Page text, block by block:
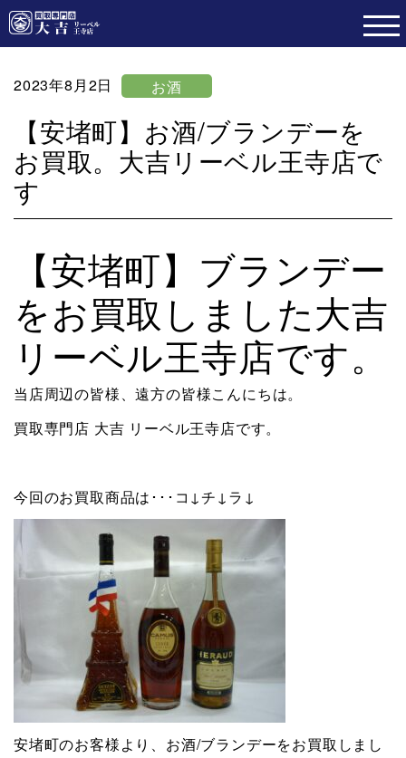
2023年8月2日 お酒
【安堵町】お酒/ブランデーを
お買取。大吉リーベル王寺店で
す
【安堵町】ブランデー
をお買取しました大吉
リーベル王寺店です。
当店周辺の皆様、遠方の皆様こんにちは。
買取専門店 大吉 リーベル王寺店です。
今回のお買取商品は･･･コ↓チ↓ラ↓
安堵町のお客様より、お酒/ブランデーをお買取しまし